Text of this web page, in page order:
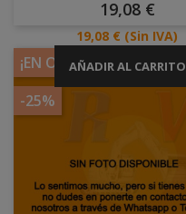
Precio
19,08 €
Precio
19,08 € (Sin IVA)
AÑADIR AL CARRITO
¡EN OFERTA!
-25%